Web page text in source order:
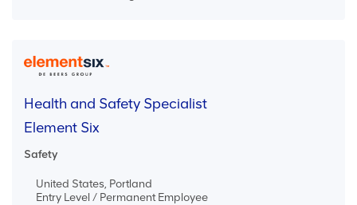
Health and Safety Specialist
Element Six
Safety
United States, Portland
Entry Level / Permanent Employee